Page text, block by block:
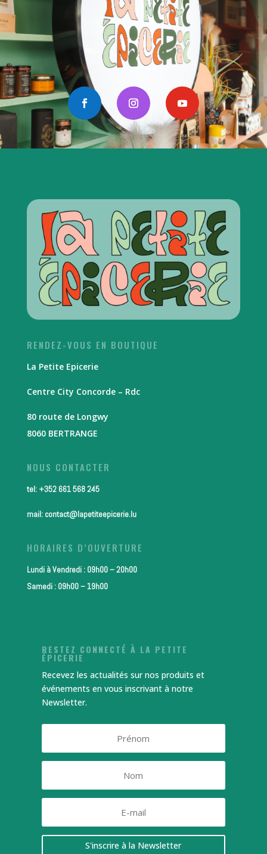
RENDEZ-VOUS EN BOUTIQUE
La Petite Epicerie
Centre City Concorde – Rdc
80 route de Longwy
8060 BERTRANGE
NOUS CONTACTER
tel: +352 661 568 245
mail: contact@lapetiteepicerie.lu
HORAIRES D’OUVERTURE
Lundi à Vendredi : 09h00 – 20h00
Samedi : 09h00 – 19h00
RESTEZ CONNECTÉ À LA PETITE
ÉPICERIE
Recevez les actualités sur nos produits et
événements en vous inscrivant à notre
Newsletter.
S'inscrire à la Newsletter